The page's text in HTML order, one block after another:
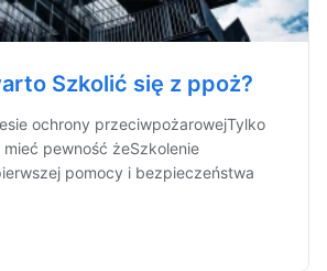
Szkolić się z ppoż?
ochrony przeciwpożarowejTylko
pewność żeSzkolenie
pomocy i bezpieczeństwa